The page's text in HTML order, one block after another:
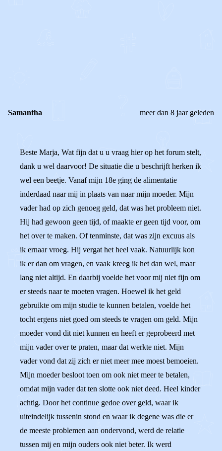
Samantha meer dan 8 jaar geleden
Beste Marja, Wat fijn dat u u vraag hier op het forum stelt,
dank u wel daarvoor! De situatie die u beschrijft herken ik
wel een beetje. Vanaf mijn 18e ging de alimentatie
inderdaad naar mij in plaats van naar mijn moeder. Mijn
vader had op zich genoeg geld, dat was het probleem niet.
Hij had gewoon geen tijd, of maakte er geen tijd voor, om
het over te maken. Of tenminste, dat was zijn excuus als
ik ernaar vroeg. Hij vergat het heel vaak. Natuurlijk kon
ik er dan om vragen, en vaak kreeg ik het dan wel, maar
lang niet altijd. En daarbij voelde het voor mij niet fijn om
er steeds naar te moeten vragen. Hoewel ik het geld
gebruikte om mijn studie te kunnen betalen, voelde het
tocht ergens niet goed om steeds te vragen om geld. Mijn
moeder vond dit niet kunnen en heeft er geprobeerd met
mijn vader over te praten, maar dat werkte niet. Mijn
vader vond dat zij zich er niet meer mee moest bemoeien.
Mijn moeder besloot toen om ook niet meer te betalen,
omdat mijn vader dat ten slotte ook niet deed. Heel kinder
achtig. Door het continue gedoe over geld, waar ik
uiteindelijk tussenin stond en waar ik degene was die er
de meeste problemen aan ondervond, werd de relatie
tussen mij en mijn ouders ook niet beter. Ik werd